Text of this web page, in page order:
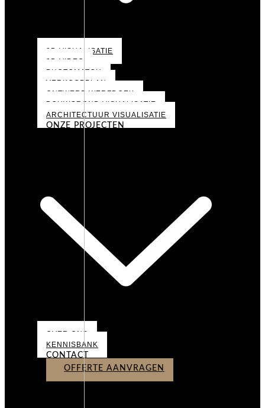
3D VISUALISATIE
3D VIDEO
PHOTOMATCH
VERKOOPPLAN
ONTWERP WERFDOEK
BOUWGROND VISUALISATIE
ARCHITECTUUR VISUALISATIE
ONZE PROJECTEN
OVER ONS
KENNISBANK
CONTACT
OFFERTE AANVRAGEN